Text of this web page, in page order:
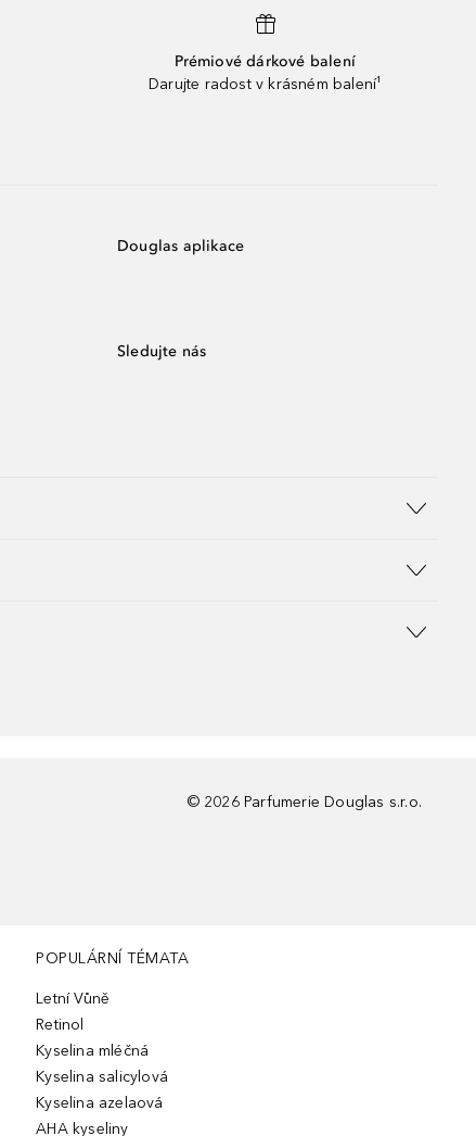
Prémiové dárkové balení
Darujte radost v krásném balení¹
Douglas aplikace
Sledujte nás
© 2026 Parfumerie Douglas s.r.o.
POPULÁRNÍ TÉMATA
Letní Vůně
Retinol
Kyselina mléčná
Kyselina salicylová
Kyselina azelaová
AHA kyseliny